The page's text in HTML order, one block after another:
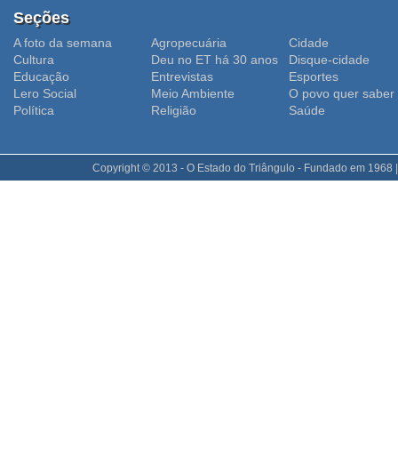
Seções
A foto da semana Agropecuária
Cidade
Cultura
Deu no ET há 30 anos
Disque-cidade
Educação
Entrevistas
Esportes
Lero Social
Meio Ambiente
O povo quer saber
Polí­tica
Religião Saúde
Copyright © 2013 - O Estado do Triângulo - Fundado em